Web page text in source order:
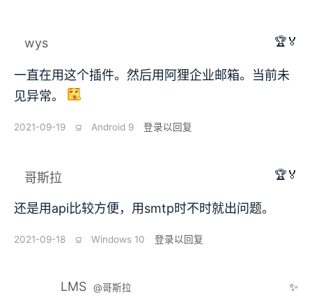
wys 🏆🏅
一直在用这个插件。然后用阿狸企业邮箱。当前未
见异常。
2021-09-19 ⫑ Android 9 登录以回复
哥斯拉 🏆🏅
还是用api比较方便，用smtp时不时就出问题。
2021-09-18 ⫑ Windows 10 登录以回复
LMS @哥斯拉 ✨